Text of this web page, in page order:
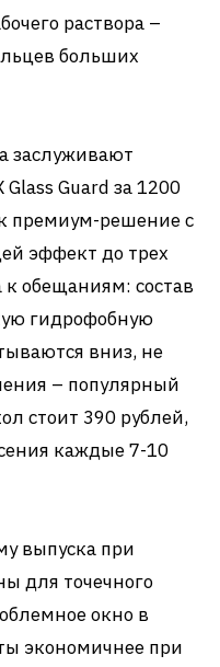
раствора –
больших
заслуживают
Glass Guard за 1200
премиум-решение с
эффект до трех
к обещаниям: состав
гидрофобную
вниз, не
– популярный
стоит 390 рублей,
каждые 7-10
выпуска при
для точечного
окно в
экономичнее при